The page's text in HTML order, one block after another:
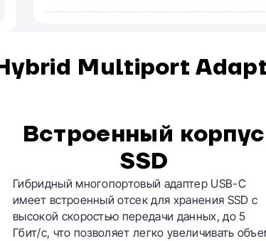
Multiport
Встроенный корпус
SSD
Гибридный многопортовый адаптер USB-C
имеет встроенный отсек для хранения SSD с
высокой скоростью передачи данных, до 5
Гбит/с, что позволяет легко увеличивать